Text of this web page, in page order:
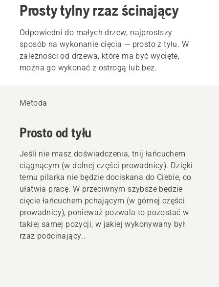
Prosty tylny rzaz ścinający
Odpowiedni do małych drzew, najprostszy
sposób na wykonanie cięcia — prosto z tyłu. W
zależności od drzewa, które ma być wycięte,
można go wykonać z ostrogą lub bez.
Metoda
Prosto od tyłu
Jeśli nie masz doświadczenia, tnij łańcuchem
ciągnącym (w dolnej części prowadnicy). Dzięki
temu pilarka nie będzie dociskana do Ciebie, co
ułatwia pracę. W przeciwnym szybsze będzie
cięcie łańcuchem pchającym (w górnej części
prowadnicy), ponieważ pozwala to pozostać w
takiej samej pozycji, w jakiej wykonywany był
rzaz podcinający..